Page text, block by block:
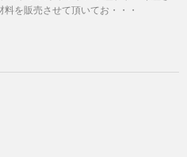
料を販売させて頂いてお・・・